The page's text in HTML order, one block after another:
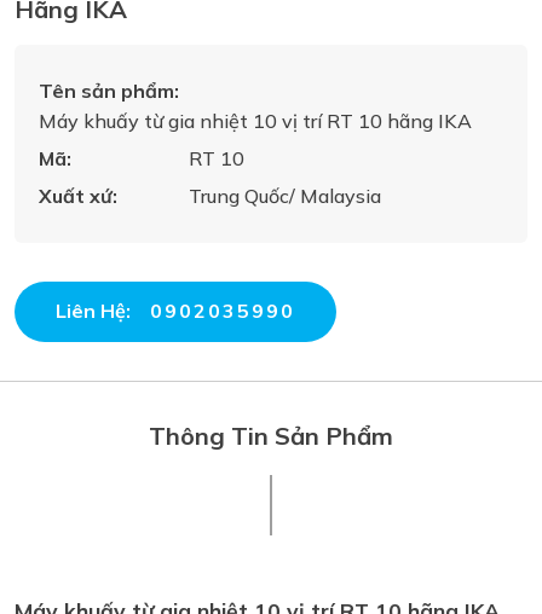
Hãng IKA
Tên sản phẩm:
Máy khuấy từ gia nhiệt 10 vị trí RT 10 hãng IKA
Mã:
RT 10
Xuất xứ:
Trung Quốc/ Malaysia
Liên Hệ: 0902035990
Thông Tin Sản Phẩm